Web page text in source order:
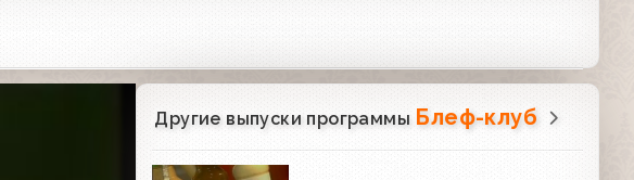
Другие выпуски программы Блеф-клуб